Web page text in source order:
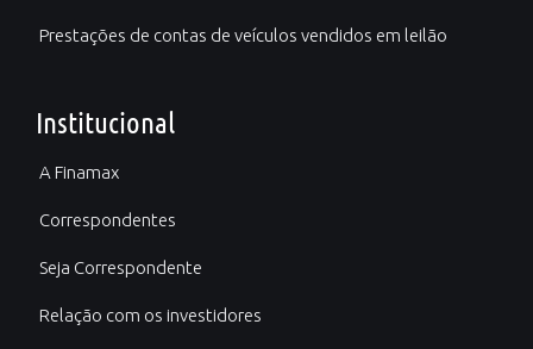
Prestações de contas de veículos vendidos em leilão
Institucional
A Finamax
Correspondentes
Seja Correspondente
Relação com os investidores